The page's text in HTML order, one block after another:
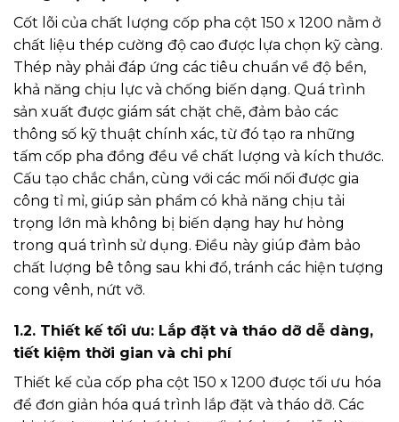
Cốt lõi của chất lượng cốp pha cột 150 x 1200 nằm ở
chất liệu thép cường độ cao được lựa chọn kỹ càng.
Thép này phải đáp ứng các tiêu chuẩn về độ bền,
khả năng chịu lực và chống biến dạng. Quá trình
sản xuất được giám sát chặt chẽ, đảm bảo các
thông số kỹ thuật chính xác, từ đó tạo ra những
tấm cốp pha đồng đều về chất lượng và kích thước.
Cấu tạo chắc chắn, cùng với các mối nối được gia
công tỉ mỉ, giúp sản phẩm có khả năng chịu tải
trọng lớn mà không bị biến dạng hay hư hỏng
trong quá trình sử dụng. Điều này giúp đảm bảo
chất lượng bê tông sau khi đổ, tránh các hiện tượng
cong vênh, nứt vỡ.
1.2. Thiết kế tối ưu: Lắp đặt và tháo dỡ dễ dàng,
tiết kiệm thời gian và chi phí
Thiết kế của cốp pha cột 150 x 1200 được tối ưu hóa
để đơn giản hóa quá trình lắp đặt và tháo dỡ. Các